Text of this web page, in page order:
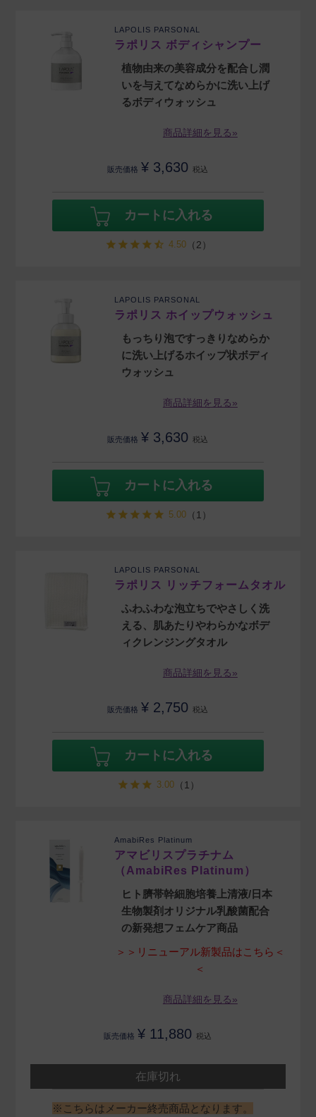
LAPOLIS PARSONAL
ラポリス ボディシャンプー
植物由来の美容成分を配合し潤
いを与えてなめらかに洗い上げ
るボディウォッシュ
商品詳細を見る»
販売価格 ¥ 3,630 税込
カートに入れる
4.50（2）
LAPOLIS PARSONAL
ラポリス ホイップウォッシュ
もっちり泡ですっきりなめらか
に洗い上げるホイップ状ボディ
ウォッシュ
商品詳細を見る»
販売価格 ¥ 3,630 税込
カートに入れる
5.00（1）
LAPOLIS PARSONAL
ラポリス リッチフォームタオル
ふわふわな泡立ちでやさしく洗
える、肌あたりやわらかなボデ
ィクレンジングタオル
商品詳細を見る»
販売価格 ¥ 2,750 税込
カートに入れる
3.00（1）
AmabiRes Platinum
アマビリスプラチナム
（AmabiRes Platinum）
ヒト臍帯幹細胞培養上清液/日本
生物製剤オリジナル乳酸菌配合
の新発想フェムケア商品
＞＞リニューアル新製品はこちら＜
＜
商品詳細を見る»
販売価格 ¥ 11,880 税込
在庫切れ
※こちらはメーカー終売商品となります。